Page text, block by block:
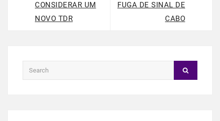
CONSIDERAR UM
NOVO TDR
FUGA DE SINAL DE
CABO